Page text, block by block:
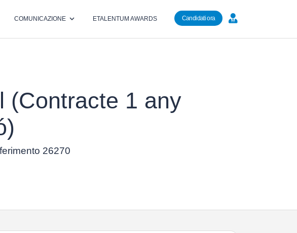
COMUNICAZIONE ETALENTUM AWARDS Candidati ora
(Contracte 1 any
26270